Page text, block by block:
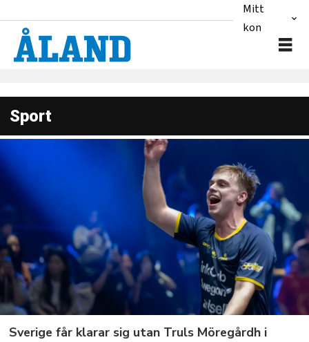
Mitt
konto
Sport
Sverige får klarar sig utan Truls Möregårdh i